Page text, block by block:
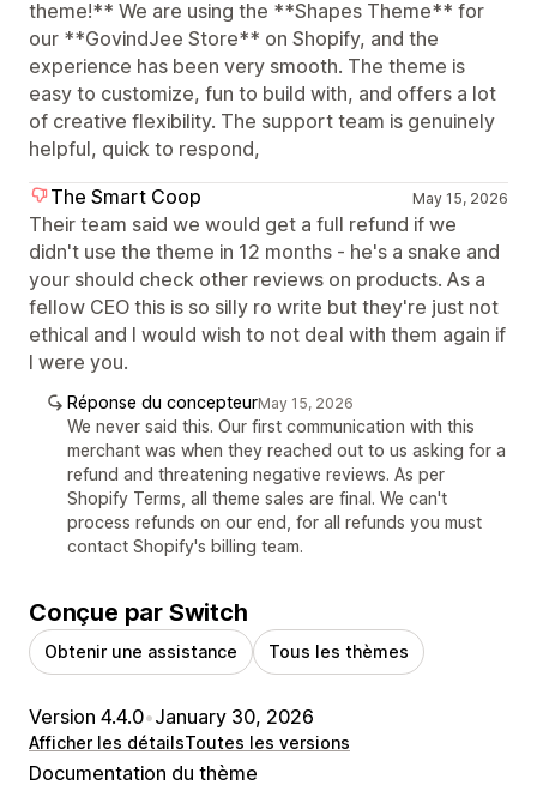
theme!** We are using the **Shapes Theme** for
our **GovindJee Store** on Shopify, and the
experience has been very smooth. The theme is
easy to customize, fun to build with, and offers a lot
of creative flexibility. The support team is genuinely
helpful, quick to respond,
The Smart Coop
May 15, 2026
Their team said we would get a full refund if we
didn't use the theme in 12 months - he's a snake and
your should check other reviews on products. As a
fellow CEO this is so silly ro write but they're just not
ethical and I would wish to not deal with them again if
I were you.
Réponse du concepteurMay 15, 2026
We never said this. Our first communication with this
merchant was when they reached out to us asking for a
refund and threatening negative reviews. As per
Shopify Terms, all theme sales are final. We can't
process refunds on our end, for all refunds you must
contact Shopify's billing team.
Conçue par Switch
Obtenir une assistance Tous les thèmes
Version 4.4.0•January 30, 2026
Afficher les détailsToutes les versions
Documentation du thème